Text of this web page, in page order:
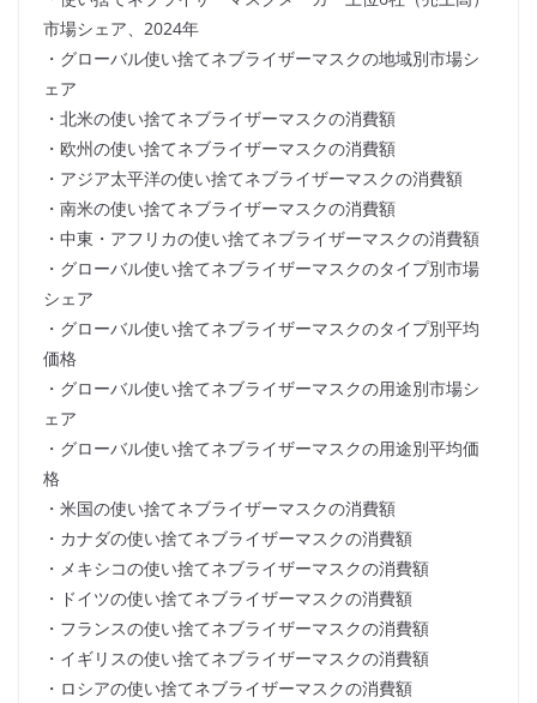
市場シェア、2024年
・グローバル使い捨てネブライザーマスクの地域別市場シ
ェア
・北米の使い捨てネブライザーマスクの消費額
・欧州の使い捨てネブライザーマスクの消費額
・アジア太平洋の使い捨てネブライザーマスクの消費額
・南米の使い捨てネブライザーマスクの消費額
・中東・アフリカの使い捨てネブライザーマスクの消費額
・グローバル使い捨てネブライザーマスクのタイプ別市場
シェア
・グローバル使い捨てネブライザーマスクのタイプ別平均
価格
・グローバル使い捨てネブライザーマスクの用途別市場シ
ェア
・グローバル使い捨てネブライザーマスクの用途別平均価
格
・米国の使い捨てネブライザーマスクの消費額
・カナダの使い捨てネブライザーマスクの消費額
・メキシコの使い捨てネブライザーマスクの消費額
・ドイツの使い捨てネブライザーマスクの消費額
・フランスの使い捨てネブライザーマスクの消費額
・イギリスの使い捨てネブライザーマスクの消費額
・ロシアの使い捨てネブライザーマスクの消費額